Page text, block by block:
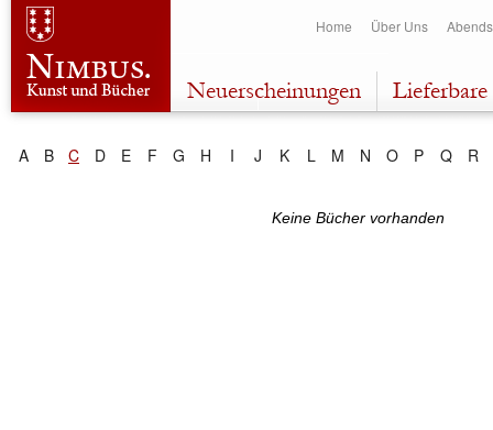
Home Über Uns
Neuerscheinungen
A B C D E F G H I J K L M N O P Q R
Keine Bücher vorhanden